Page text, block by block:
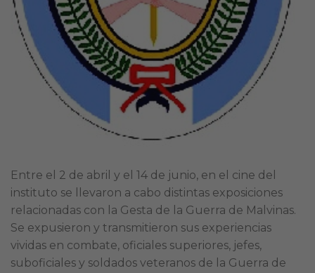
Entre el 2 de abril y el 14 de junio, en el cine del
instituto se llevaron a cabo distintas exposiciones
relacionadas con la Gesta de la Guerra de Malvinas.
Se expusieron y transmitieron sus experiencias
vividas en combate, oficiales superiores, jefes,
suboficiales y soldados veteranos de la Guerra de